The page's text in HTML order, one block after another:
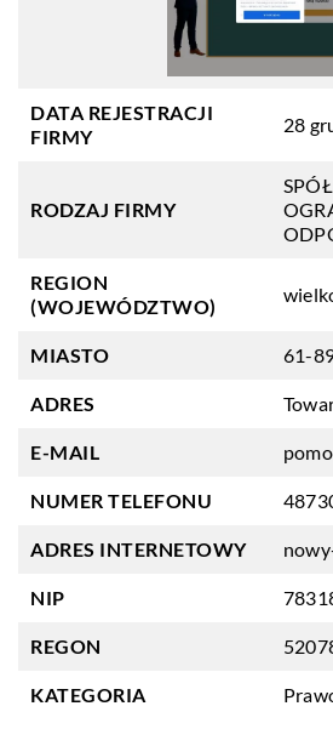
DATA REJESTRACJI
FIRMY
28
RODZAJ FIRMY
REGION
(WOJEWÓDZTWO)
MIASTO 61-
ADRES
E-MAIL
NUMER TELEFONU
ADRES INTERNETOWY
NIP
REGON
KATEGORIA